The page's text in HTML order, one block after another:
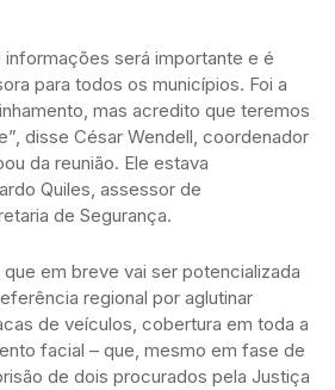
informações será importante e é
para todos os municípios. Foi a
mas acredito que teremos
disse César Wendell, coordenador
da reunião. Ele estava
Quiles, assessor de
de Segurança.
em breve vai ser potencializada
regional por aglutinar
de veículos, cobertura em toda a
facial – que, mesmo em fase de
de dois procurados pela Justiça